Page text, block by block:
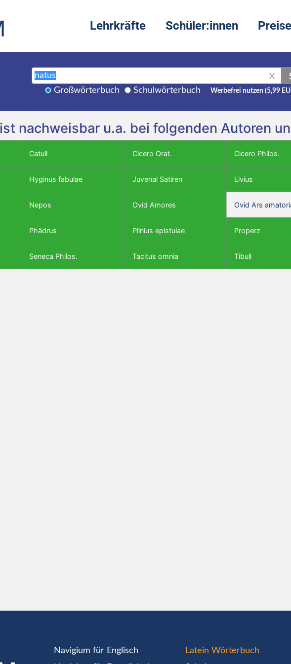
Lehrkräfte Schüler:innen Preise
X
Großwörterbuch Schulwörterbuch Werbefrei nutzen (5,99
nachweisbar u.a. bei folgenden Autoren
Catull Cicero Orat. Cicero Philos.
Hyginus fabulae Juvenal Satiren Livius
Nepos Ovid Amores Ovid Ars
Phädrus Plinius epistulae Properz
Seneca Philos. Tacitus omnia Tibull
Navigium für Englisch
Latein Wörterbuch